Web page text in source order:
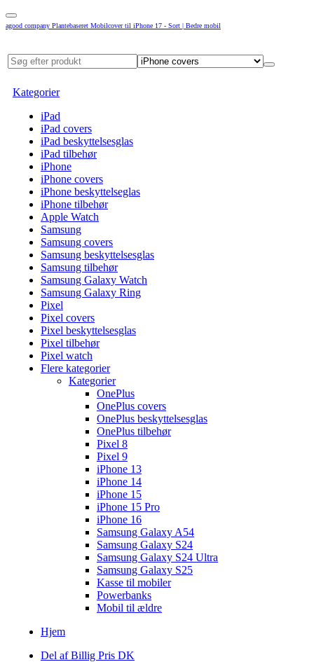
agood company Plantebaseret Mobilcover til iPhone 17 - Sort | Bedre mobil
Kategorier
iPad
iPad covers
iPad beskyttelsesglas
iPad tilbehør
iPhone
iPhone covers
iPhone beskyttelseglas
iPhone tilbehør
Apple Watch
Samsung
Samsung covers
Samsung beskyttelsesglas
Samsung tilbehør
Samsung Galaxy Watch
Samsung Galaxy Ring
Pixel
Pixel covers
Pixel beskyttelsesglas
Pixel tilbehør
Pixel watch
Flere kategorier
Kategorier
OnePlus
OnePlus covers
OnePlus beskyttelsesglas
OnePlus tilbehør
Pixel 8
Pixel 9
iPhone 13
iPhone 14
iPhone 15
iPhone 15 Pro
iPhone 16
Samsung Galaxy A54
Samsung Galaxy S24
Samsung Galaxy S24 Ultra
Samsung Galaxy S25
Kasse til mobiler
Powerbanks
Mobil til ældre
Hjem
Del af Billig Pris DK